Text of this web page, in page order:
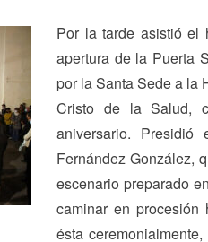
Por la tarde asistió el
apertura de la Puerta
por la Santa Sede a la
Cristo de la Salud,
aniversario.
Fernández González,
escenario preparado
caminar en procesión
ésta